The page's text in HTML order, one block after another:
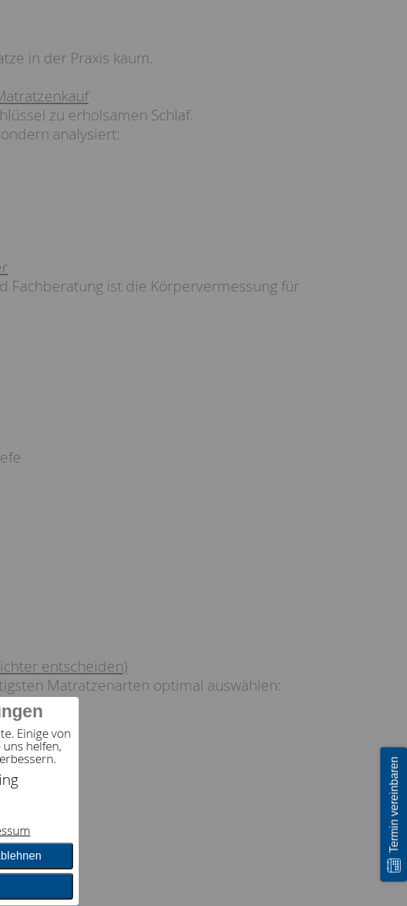
Einige von
helfen,
in der Praxis kaum.
zu erholsamen Schlaf.
analysiert:
Fachberatung ist die Körpervermessung für
entscheiden)
Matratzenarten optimal auswählen:
Termin vereinbaren